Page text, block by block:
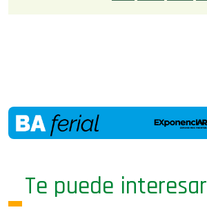
Te puede interesar